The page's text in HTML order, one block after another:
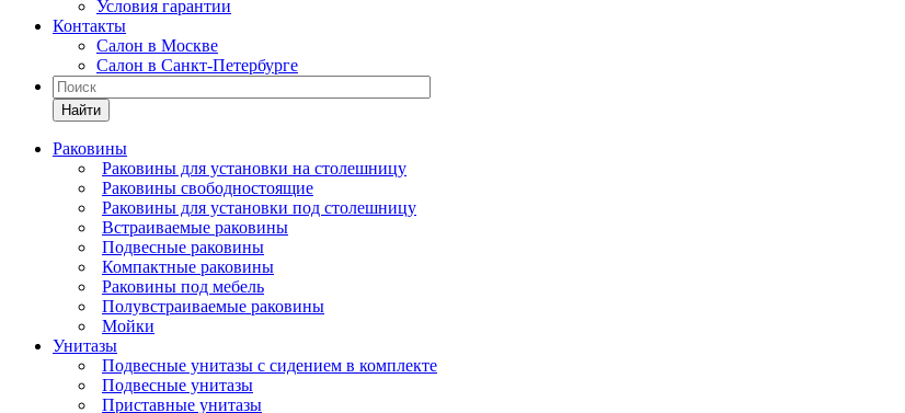
Условия гарантии
Контакты
Салон в Москве
Салон в Санкт-Петербурге
Найти
Раковины
Раковины для установки на столешницу
Раковины свободностоящие
Раковины для установки под столешницу
Встраиваемые раковины
Подвесные раковины
Компактные раковины
Раковины под мебель
Полувстраиваемые раковины
Мойки
Унитазы
Подвесные унитазы с сидением в комплекте
Подвесные унитазы
Приставные унитазы